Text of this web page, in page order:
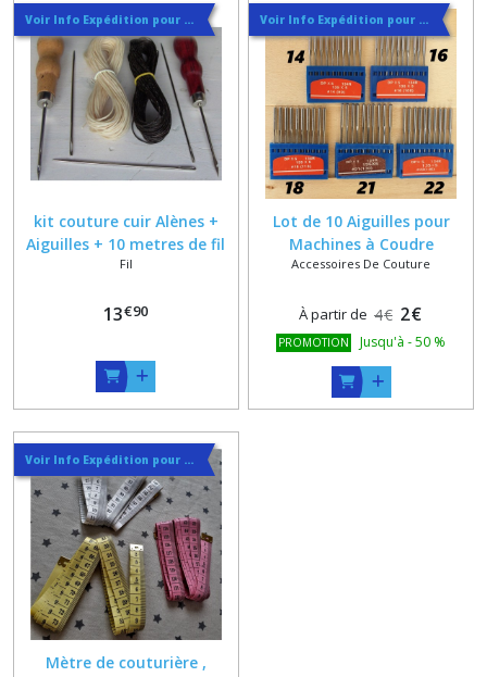
Voir Info Expédition pour Régler les Frais de Port au Meilleur Prix , En haut d'ecran à Droite
kit couture cuir Alènes +
Aiguilles + 10 metres de fil
ultra resistant , fil ultra
Fil
13€90
Voir Info Expédition pour Régler les Frais de Port au Meilleur Prix , En haut d'ecran à Droite
Lot de 10 Aiguilles pour
Machines à Coudre
Industrielles 14 , 16 , 18 , 19
Accessoires De Couture
À partir de 4€ 2€
PROMOTION Jusqu'à -50 %
Voir Info Expédition pour Régler les Frais de Port au Meilleur Prix , En haut d'ecran à Droite
Mètre de couturière ,